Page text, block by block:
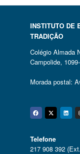
INSTITUTO DE
TRADIÇÃO
Colégio Almada
Campolide,
Morada postal:
Telefone
217 908 392